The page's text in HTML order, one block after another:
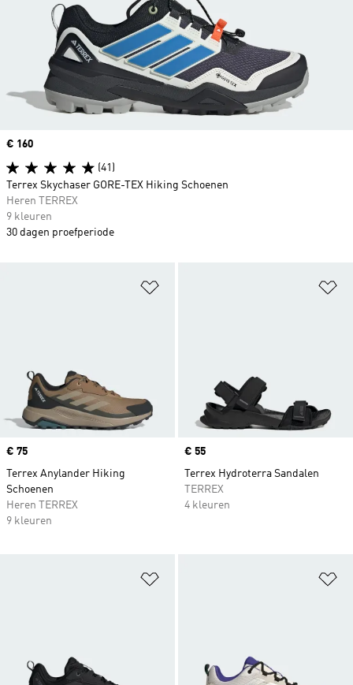
Price
€ 75
Terrex Anylander Hiking
Schoenen
Heren TERREX
9 kleuren
Price
€ 55
Terrex Hydroterra Sandalen
TERREX
4 kleuren
Price
€ 160
(41)
Terrex Skychaser GORE-TEX Hiking Schoenen
Heren TERREX
9 kleuren
30 dagen proefperiode